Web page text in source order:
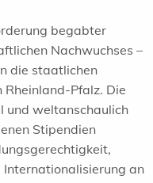
begabter
Nachwuchses –
die staatlichen
Rheinland-Pfalz. Die
und weltanschaulich
Stipendien
Internationalisierung an